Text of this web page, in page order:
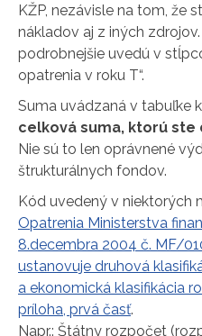
KŽP, nezávisle na tom, že
nákladov aj z iných
podrobnejšie uvedú v
opatrenia v roku T“.
Suma uvádzaná v tabuľke
celková suma, ktorú
Nie sú to len oprávnené
štrukturálnych fondov.
Kód uvedený v niektorých
Opatrenia Ministerstva
8.decembra 2004 č. MF/
ustanovuje druhová
a ekonomická klasifikácia
príloha, prvá časť.
Napr.: Štátny rozpočet